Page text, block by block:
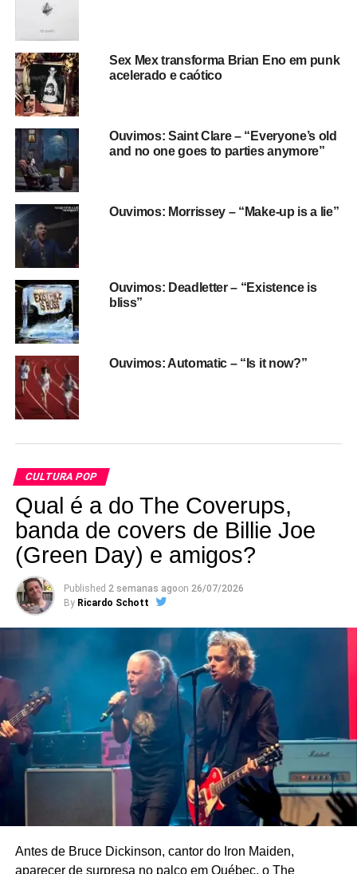
Bryan Ferry (piano, voz), Brian Eno (teclados), Phil
Manzanera (guitarra), Graham Simpson (baixo), Andy
Mackay (sax) e Paul Thompson (bateria) eram o último
grito do art rock, com quedas para o progressivo e para as
experimentações de estúdio. A faixa inicial,
model,por exemplo, abria com sons de festa, gente
conversando, ruídos de talheres e brindes – uma
ambientação que, observada hoje, lembrava tanto
Beatles e Mutantes quanto disco music e Grace Jones.
A origem do Roxy Music não poderia ser mais estranha –
enfim, adequada àqueles tempos. Definido como “banda-
salada” por alguns críticos musicais, o grupo misturava o
progressivismo de Manzanera, o background clássico de
Mackay, a paixão por jazz de Simpson, o amor por soul
de Ferry, a tendência a experimentalismos de não-músico
de Eno. E a simplicidade e o peso das batidas de
Sex Mex transforma Brian Eno em punk
acelerado e caótico
Ouvimos: Saint Clare – “Everyone’s old
and no one goes to parties anymore”
Ouvimos: Morrissey – “Make-up is a lie”
Ouvimos: Deadletter – “Existence is
bliss”
Ouvimos: Automatic – “Is it now?”
CULTURA POP
Qual é a do The Coverups,
banda de covers de Billie Joe
(Green Day) e amigos?
Published 2 semanas agoon 26/07/2026
By Ricardo Schott
Antes de Bruce Dickinson, cantor do Iron Maiden,
aparecer de surpresa no palco em Québec, o The